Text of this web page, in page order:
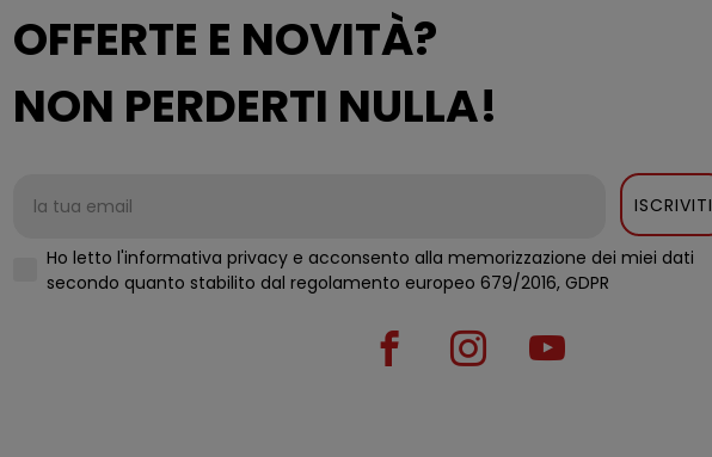
OFFERTE E NOVITÀ?
NON PERDERTI NULLA!
ISCRIVITI
Ho letto l'informativa privacy e acconsento alla memorizzazione dei miei dati
secondo quanto stabilito dal regolamento europeo 679/2016, GDPR